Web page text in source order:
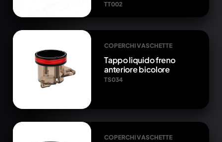
TT002
COPERCHI VASCHETTE
Tappo liquido freno
anteriore bicolore
TS034
COPERCHI VASCHETTE